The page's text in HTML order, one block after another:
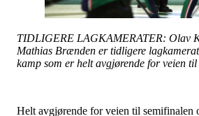
TIDLIGERE LAGKAMERATER: Olav
Mathias Brænden er tidligere
kamp som er helt avgjørende for veien
Helt avgjørende for veien til semifinalen